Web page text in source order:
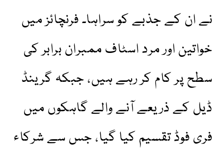
نے ان کے جذبے کو سراہا۔ فرنچائز میں
خواتین اور مرد اسٹاف ممبران برابر کی
سطح پر کام کر رہے ہیں، جبکہ گرینڈ
ڈیل کے ذریعے آنے والے گاہکوں میں
فری فوڈ تقسیم کیا گیا، جس سے شرکاء